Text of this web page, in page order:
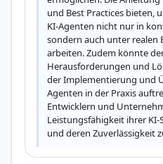
und Best Practices bieten,
KI-Agenten nicht nur in
sondern auch unter realen
arbeiten. Zudem könnte
Herausforderungen und
der Implementierung und
Agenten in der Praxis
Entwicklern und
Leistungsfähigkeit ihrer KI-
und deren Zuverlässigkeit